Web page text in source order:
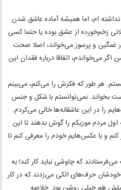
ام، اما همیشه آماده عاشق شدن
زخم‌خورده از عشق بوده یا حتما کسی
غمگین و پرسوز می‌خواند، اصلا صحت
می‌خواندم، اتفاقا درباره فقدان این
هر طور که فکرش را می‌کنم، می‌بینم
بخواند. نمی‌توانستم با شکل و جنس
را در این عاشقانه‌ها خالی می‌کردم.
مردم موزیکم را گوش بدهند تا این
و با عکس‌هایم خودم را معرفی کنم تا
می‌فرستادند که چاوشی نباید کار کند! به
خودشان حرف‌های الکی می‌زدند که در کار